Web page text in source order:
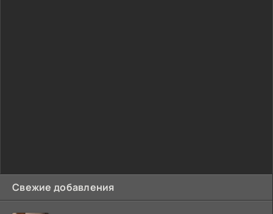
Свежие добавления